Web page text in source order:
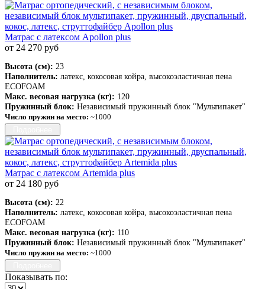
Матрас с латексом Apollon plus
от 24 270 руб
Высота (см): 23
Наполнитель: латекс, кокосовая койра, высокоэластичная пена
ECOFOAM
Макс. весовая нагрузка (кг): 120
Пружинный блок: Независимый пружинный блок "Мультипакет"
Число пружин на место: ~1000
Матрас с латексом Artemida plus
от 24 180 руб
Высота (см): 22
Наполнитель: латекс, кокосовая койра, высокоэластичная пена
ECOFOAM
Макс. весовая нагрузка (кг): 110
Пружинный блок: Независимый пружинный блок "Мультипакет"
Число пружин на место: ~1000
Показывать по: